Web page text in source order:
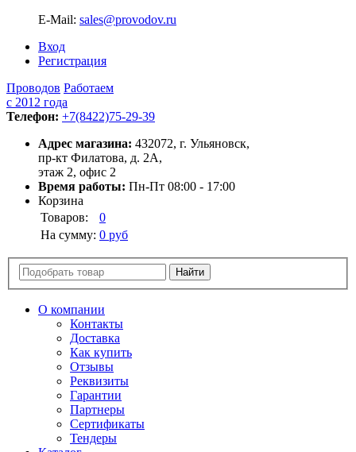
E-Mail: sales@provodov.ru
Вход
Регистрация
Проводов Работаем
с 2012 года
Телефон: +7(8422)75-29-39
Адрес магазина: 432072, г. Ульяновск,
пр-кт Филатова, д. 2А,
этаж 2, офис 2
Время работы: Пн-Пт 08:00 - 17:00
Корзина
Товаров:
0
На сумму: 0 руб
О компании
Контакты
Доставка
Как купить
Отзывы
Реквизиты
Гарантии
Партнеры
Сертификаты
Тендеры